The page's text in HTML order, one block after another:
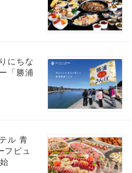
にちな
「勝浦
ル 青
フビュ